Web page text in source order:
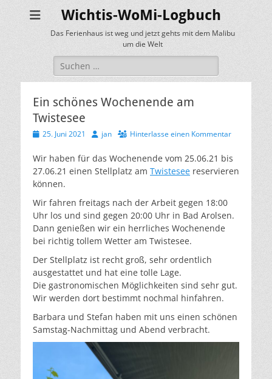
Wichtis-WoMi-Logbuch
Das Ferienhaus ist weg und jetzt gehts mit dem Malibu
um die Welt
Suche
nach:
Ein schönes Wochenende am
Twistesee
Veröffentlicht
25. Juni 2021 Autor
jan Hinterlasse einen Kommentar
Wir haben für das Wochenende vom 25.06.21 bis
27.06.21 einen Stellplatz am Twistesee reservieren
können.
Wir fahren freitags nach der Arbeit gegen 18:00
Uhr los und sind gegen 20:00 Uhr in Bad Arolsen.
Dann genießen wir ein herrliches Wochenende
bei richtig tollem Wetter am Twistesee.
Der Stellplatz ist recht groß, sehr ordentlich
ausgestattet und hat eine tolle Lage.
Die gastronomischen Möglichkeiten sind sehr gut.
Wir werden dort bestimmt nochmal hinfahren.
Barbara und Stefan haben mit uns einen schönen
Samstag-Nachmittag und Abend verbracht.